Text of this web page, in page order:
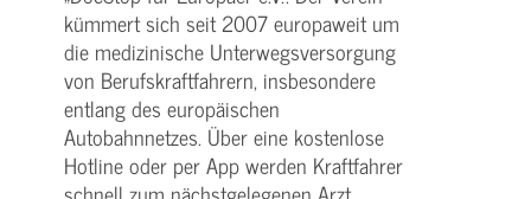
kümmert sich seit 2007 europaweit um
die medizinische Unterwegsversorgung
von Berufskraftfahrern, insbesondere
entlang des europäischen
Autobahnnetzes. Über eine kostenlose
Hotline oder per App werden Kraftfahrer